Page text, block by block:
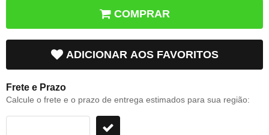
COMPRAR
ADICIONAR AOS FAVORITOS
Frete e Prazo
Calcule o frete e o prazo de entrega estimados para sua região: